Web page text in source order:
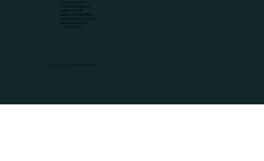
Lansinkstraat 47
7481JN Haaksbergen
KVK 96291648
BTW
NL005199688B46
NL72 KNAB 0776 2321 85
info@metbabett.nl
+ 31 613523697